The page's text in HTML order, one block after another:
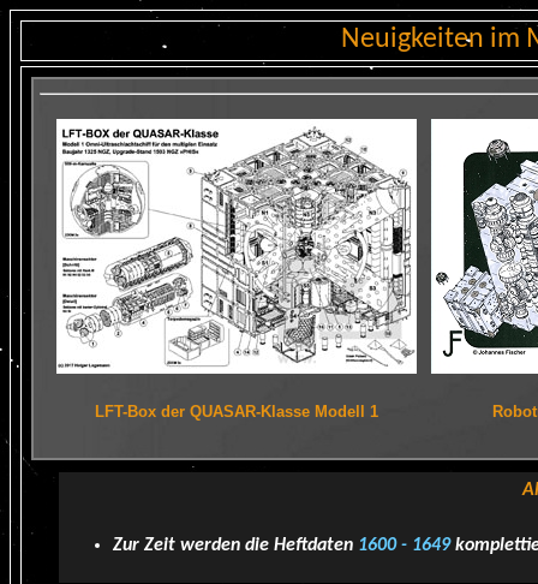
Neuigkeiten im
LFT-Box der QUASAR-Klasse Modell 1
Zur Zeit werden die Heftdaten 1600 - 1649